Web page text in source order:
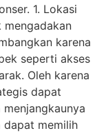
1. Lokasi
mengadakan
karena
seperti akses
Oleh karena
dapat
dapat memilih